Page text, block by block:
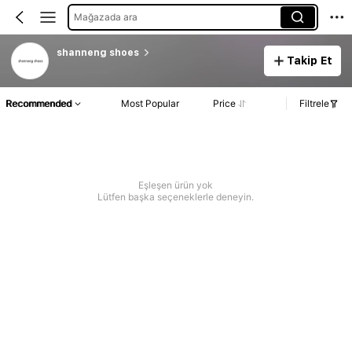
Mağazada ara
shanneng shoes
Takip Et
Recommended Most Popular Price Filtrele
Eşleşen ürün yok
Lütfen başka seçeneklerle deneyin.